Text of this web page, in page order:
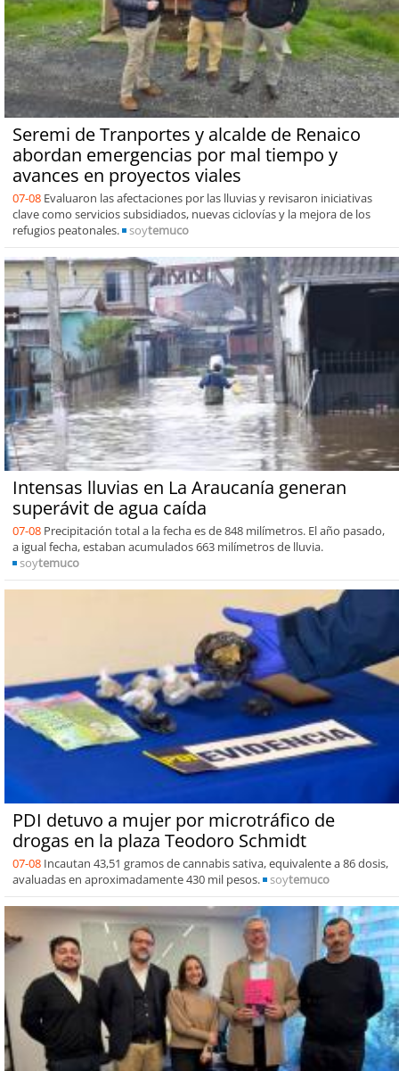
Seremi de Tranportes y alcalde de Renaico
abordan emergencias por mal tiempo y
avances en proyectos viales
07-08 Evaluaron las afectaciones por las lluvias y revisaron iniciativas
clave como servicios subsidiados, nuevas ciclovías y la mejora de los
refugios peatonales.
soytemuco
Intensas lluvias en La Araucanía generan
superávit de agua caída
07-08 Precipitación total a la fecha es de 848 milímetros. El año pasado,
a igual fecha, estaban acumulados 663 milímetros de lluvia.
soytemuco
PDI detuvo a mujer por microtráfico de
drogas en la plaza Teodoro Schmidt
07-08 Incautan 43,51 gramos de cannabis sativa, equivalente a 86 dosis,
avaluadas en aproximadamente 430 mil pesos.
soytemuco